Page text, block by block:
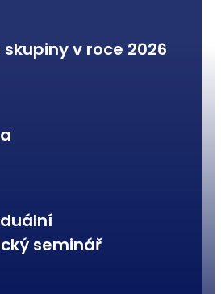
v roce 2026
seminář